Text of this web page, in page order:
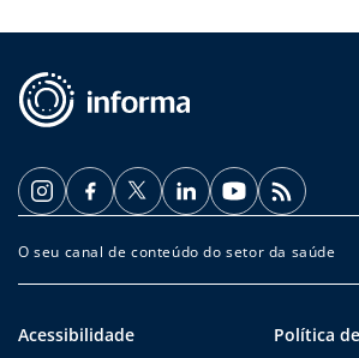
O seu canal de conteúdo do setor da saúde
Acessibilidade Política